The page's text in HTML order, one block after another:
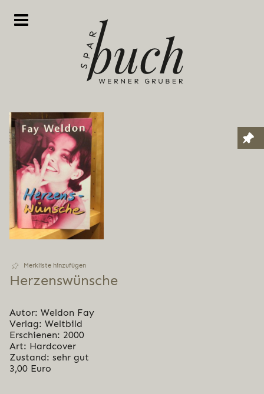
Merkliste hinzufügen
Her­zens­wün­sche
Autor: Weldon Fay
Verlag: Weltbild
Erschienen: 2000
Art: Hardcover
Zustand: sehr gut
3,00 Euro